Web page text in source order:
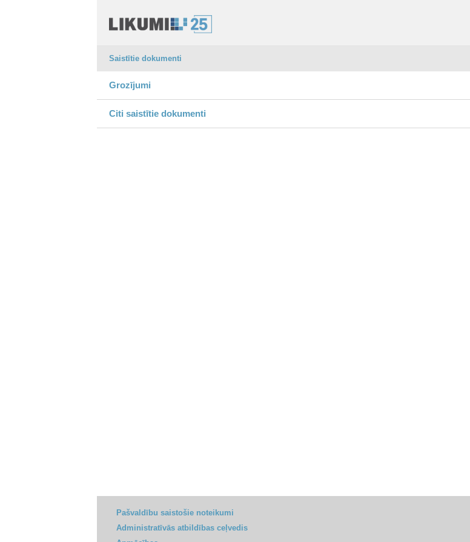
Saistītie dokumenti
Grozījumi
Citi saistītie dokumenti
Pašvaldību saistošie noteikumi
Administratīvās atbildības ceļvedis